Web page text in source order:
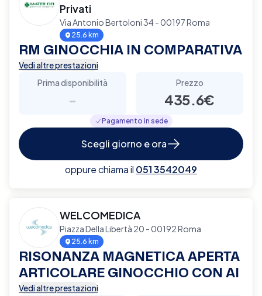
Privati
Via Antonio Bertoloni 34 - 00197 Roma
25.6 km
RM GINOCCHIA IN COMPARATIVA
Vedi altre prestazioni
Prima disponibilità
-
Prezzo
435.6€
Pagamento in sede
Scegli giorno e ora
oppure chiama il 051 3542049
WELCOMEDICA
Piazza Della Libertà 20 - 00192 Roma
25.6 km
RISONANZA MAGNETICA APERTA
ARTICOLARE GINOCCHIO CON AI
Vedi altre prestazioni